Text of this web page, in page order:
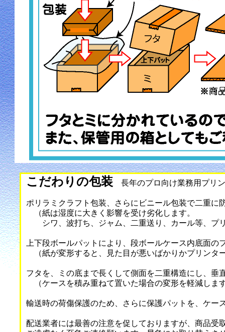
こだわりの包装 長年のプロ向け業務用プリ
ポリラミクラフト包装、さらにビニール包装で二重に
（紙は湿度に大きく影響を受け劣化します。
シワ、波打ち、ジャム、二重送り、カール等、プ
上下段ボールパットにより、段ボールケース内底面
（紙が変形すると、見た目が悪いばかりかプリンタ
フタを、ミの底まで長くして側面を二重構造にし、垂
（ケースを積み重ねて置いた場合の変形を軽減しま
輸送時の荷傷保護のため、さらに保護パットを、ケー
配送業者には最善の注意を促しておりますが、商品受